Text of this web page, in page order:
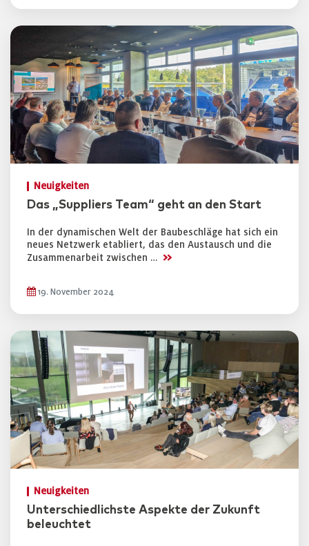
Neuigkeiten
Das „Suppliers Team“ geht an den Start
In der dynamischen Welt der Baubeschläge hat sich ein
neues Netzwerk etabliert, das den Austausch und die
Zusammenarbeit zwischen … >>
19. November 2024
Neuigkeiten
Unterschiedlichste Aspekte der Zukunft
beleuchtet